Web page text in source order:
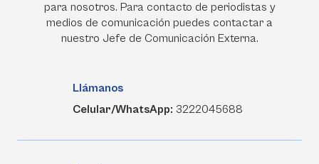
para nosotros. Para contacto de periodistas y
medios de comunicación puedes contactar a
nuestro Jefe de Comunicación Externa.
Llámanos
Celular/WhatsApp: 3222045688